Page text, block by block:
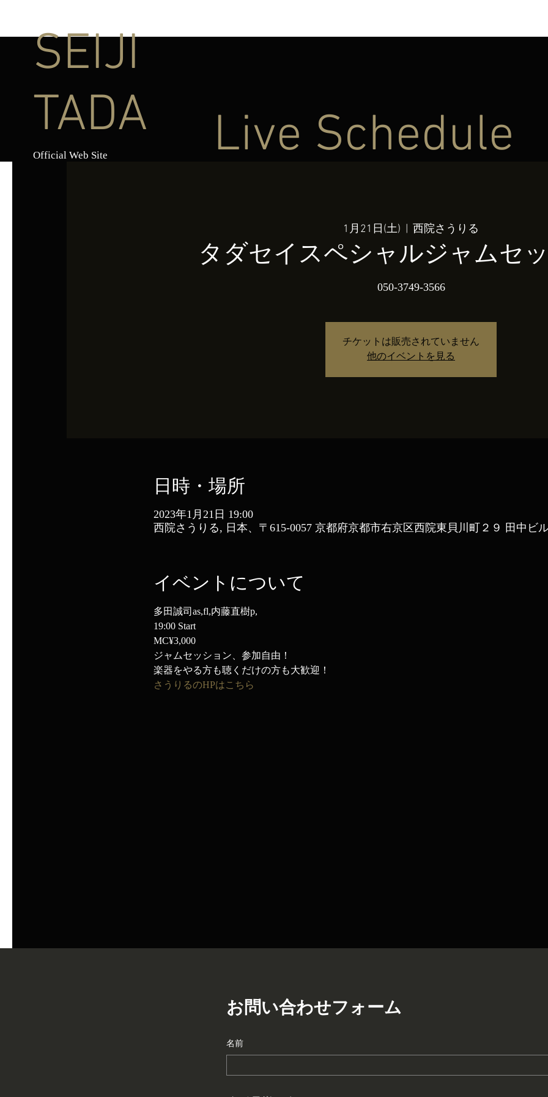
1月21日(土) 西院さうりる
タダセイスペシャルジャムセ
050-3749-3566
チケットは販売されていません
他のイベントを見る
日時・場所
2023年1月21日 19:00
西院さうりる, 日本、〒615-0057 京都府京都市右京区西院東貝川町２９ 田中ビ
イベントについて
多田誠司as,fl,内藤直樹p,
19:00 Start
MC¥3,000
ジャムセッション、参加自由！
楽器をやる方も聴くだけの方も大歓迎！
さうりるのHPはこちら
Live Schedule
SEIJI
TADA
Official Web Site
お問い合わせフォーム
名前